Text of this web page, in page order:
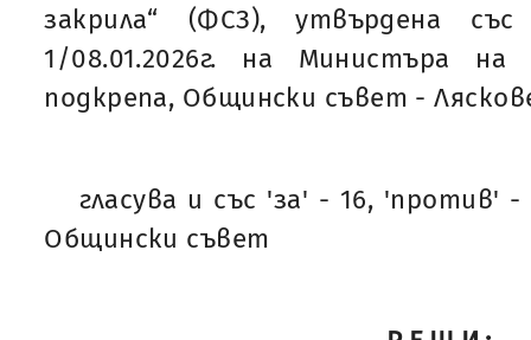
закрила“ (ФСЗ), утвърдена
1/08.01.2026г. на Министъра
подкрепа, Общински съвет -
гласува и със 'за' - 16, 'против'
Общински съвет